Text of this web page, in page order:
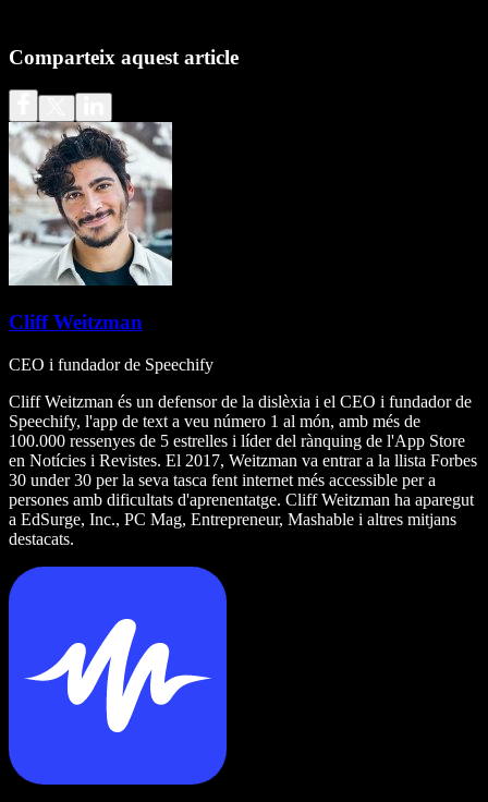
Comparteix aquest article
Cliff Weitzman
CEO i fundador de Speechify
Cliff Weitzman és un defensor de la dislèxia i el CEO i fundador de
Speechify, l'app de text a veu número 1 al món, amb més de
100.000 ressenyes de 5 estrelles i líder del rànquing de l'App Store
en Notícies i Revistes. El 2017, Weitzman va entrar a la llista Forbes
30 under 30 per la seva tasca fent internet més accessible per a
persones amb dificultats d'aprenentatge. Cliff Weitzman ha aparegut
a EdSurge, Inc., PC Mag, Entrepreneur, Mashable i altres mitjans
destacats.